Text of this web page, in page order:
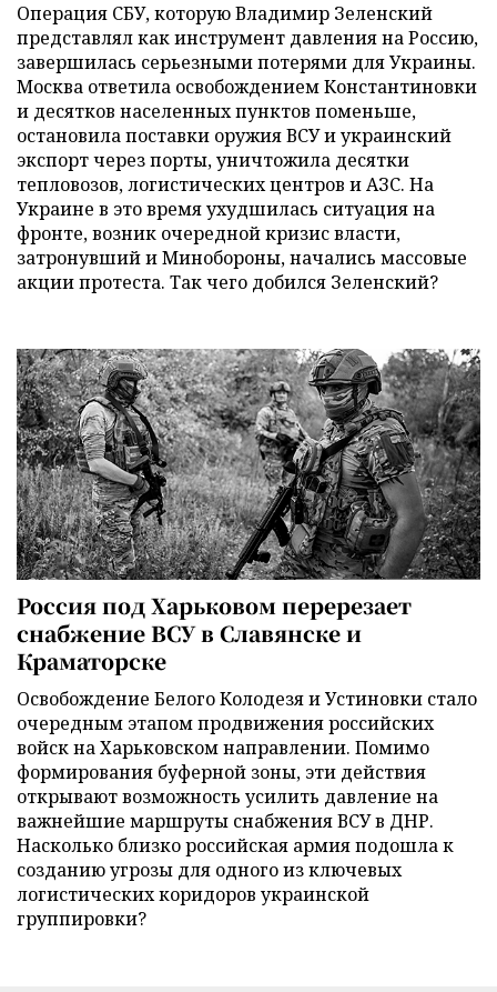
Операция СБУ, которую Владимир Зеленский
представлял как инструмент давления на Россию,
завершилась серьезными потерями для Украины.
Москва ответила освобождением Константиновки
и десятков населенных пунктов поменьше,
остановила поставки оружия ВСУ и украинский
экспорт через порты, уничтожила десятки
тепловозов, логистических центров и АЗС. На
Украине в это время ухудшилась ситуация на
фронте, возник очередной кризис власти,
затронувший и Минобороны, начались массовые
акции протеста. Так чего добился Зеленский?
Россия под Харьковом перерезает
снабжение ВСУ в Славянске и
Краматорске
Освобождение Белого Колодезя и Устиновки стало
очередным этапом продвижения российских
войск на Харьковском направлении. Помимо
формирования буферной зоны, эти действия
открывают возможность усилить давление на
важнейшие маршруты снабжения ВСУ в ДНР.
Насколько близко российская армия подошла к
созданию угрозы для одного из ключевых
логистических коридоров украинской
группировки?